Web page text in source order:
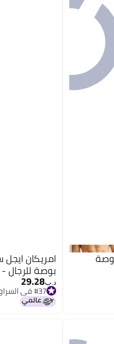
بوصة للرجال -
د.ب‏29.28
#37 في السراويل الداخلية الضيقة
#37 في السراويل الداخلية الضيقة